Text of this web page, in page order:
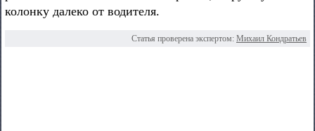
колонку далеко от водителя.
Статья проверена экспертом: Михаил Кондратьев